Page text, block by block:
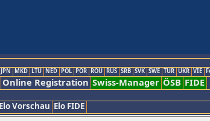
JPN MKD LTU NED POL POR ROU RUS SRB SVK SWE TUR UKR VIE
Online Registration Swiss-Manager ÖSB FIDE
Elo Vorschau Elo FIDE